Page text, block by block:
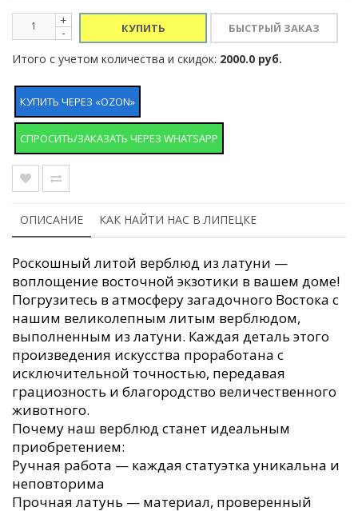
+
- КУПИТЬ
Итого с учетом количества и скидок: 2000.0 руб.
КУПИТЬ ЧЕРЕЗ «OZON»
СПРОСИТЬ/ЗАКАЗАТЬ ЧЕРЕЗ WHATSAPP
ОПИСАНИЕ КАК НАЙТИ НАС В ЛИПЕЦКЕ
Роскошный литой верблюд из латуни —
воплощение восточной экзотики в вашем доме!
Погрузитесь в атмосферу загадочного Востока с
нашим великолепным литым верблюдом,
выполненным из латуни. Каждая деталь этого
произведения искусства проработана с
исключительной точностью, передавая
грациозность и благородство величественного
животного.
Почему наш верблюд станет идеальным
приобретением:
Ручная работа — каждая статуэтка уникальна и
неповторима
Прочная латунь — материал, проверенный